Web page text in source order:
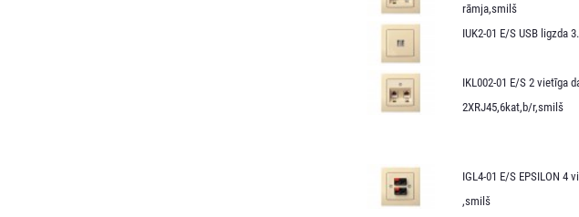
rāmja,smilš
IUK2-01 E/S USB ligzda
IKL002-01 E/S 2 vietīga
2XRJ45,6kat,b/r,smilš
IGL4-01 E/S EPSILON
,smilš